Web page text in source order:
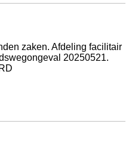
zaken. Afdeling facilitair
20250521.